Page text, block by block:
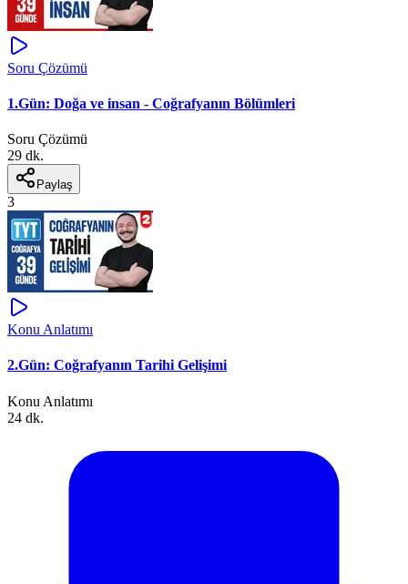
Soru Çözümü
1.Gün: Doğa ve insan - Coğrafyanın Bölümleri
Soru Çözümü
29 dk.
Paylaş
3
Konu Anlatımı
2.Gün: Coğrafyanın Tarihi Gelişimi
Konu Anlatımı
24 dk.